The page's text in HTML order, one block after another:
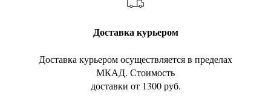
Доставка курьером
Доставка курьером осуществляется в пределах
МКАД. Стоимость
доставки от 1300 руб.